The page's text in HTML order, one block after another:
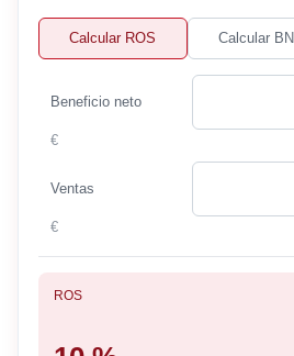
Calcular ROS Calcular BN
Beneficio neto
€
Ventas
€
ROS